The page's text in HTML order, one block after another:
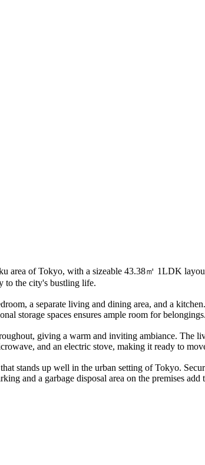
of Tokyo, with a sizeable 43.38㎡ 1LDK
to the city's bustling life.
a separate living and dining area, and a
storage spaces ensures ample room for belongings.
giving a warm and inviting ambiance. The
and an electric stove, making it ready to
stands up well in the urban setting of Tokyo.
and a garbage disposal area on the premises